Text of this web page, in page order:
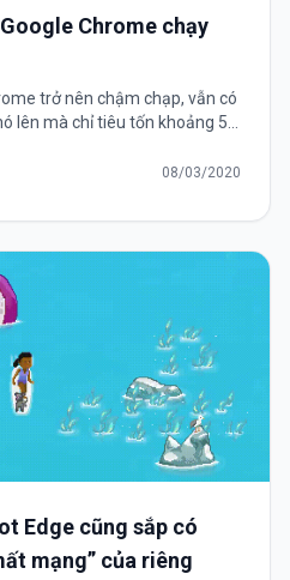
Chrome chạy
trở nên chậm chạp, vẫn có
lên mà chỉ tiêu tốn khoảng 5
08/03/2020
Edge cũng sắp có
mạng” của riêng